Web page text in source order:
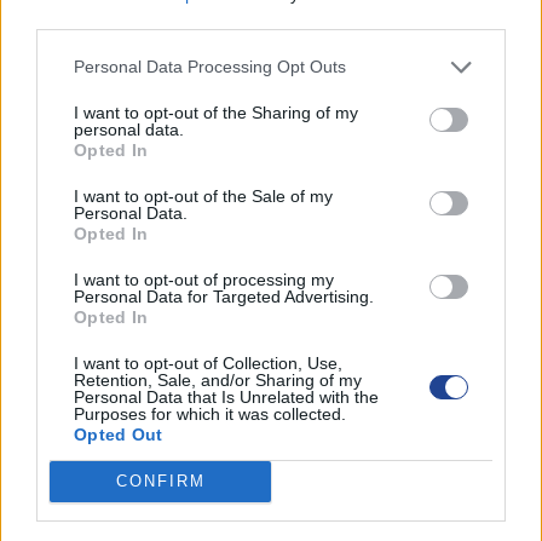
Personal Data Processing Opt Outs
I want to opt-out of the Sharing of my
personal data.
Opted In
I want to opt-out of the Sale of my
Personal Data.
Opted In
I want to opt-out of processing my
Personal Data for Targeted Advertising.
Opted In
I want to opt-out of Collection, Use,
Retention, Sale, and/or Sharing of my
Personal Data that Is Unrelated with the
Purposes for which it was collected.
Opted Out
CONFIRM
ΡΟΗ ΑΝΑΚΟΙΝΩΣΕΩΝ
6 Αυγούστου 2026
Γραφείο ΠΟΠΟ Λεμεσού
13 Ιουλίου 2026
ΒΡΑΒΕΥΣΕΙΣ ΑΡΙΣΤΩΝ ΤΕΛΕΙΟΦΟΙΤΩΝ ΜΑΘΗΤΩΝ
3 Ιουλίου 2026
ΕΚΠΤΩΣΗ ΣΤΗ ΦΟΡΟΛΟΓΙΑ ΣΚΥΒΑΛΩΝ ΓΙΑ ΤΟ